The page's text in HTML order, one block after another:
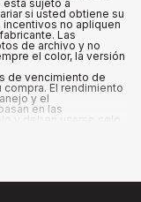
está sujeto a
si usted obtiene su
no apliquen
Las
de archivo y no
el color, la versión
de vencimiento de
El rendimiento
y el
en las
y deben usarse solo